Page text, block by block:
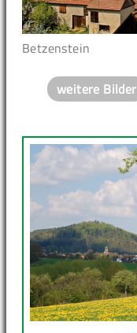
Betzenstein
weitere Bilder